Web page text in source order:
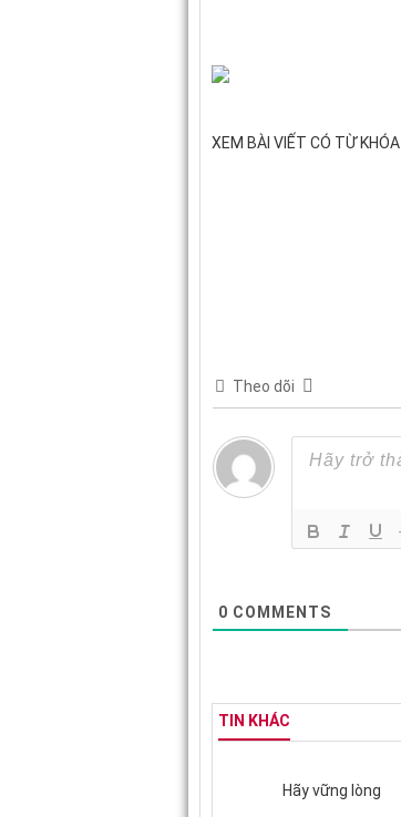
XEM BÀI VIẾT CÓ TỪ KHÓA
Theo dõi
0 COMMENTS
TIN KHÁC
Hãy vững lòng